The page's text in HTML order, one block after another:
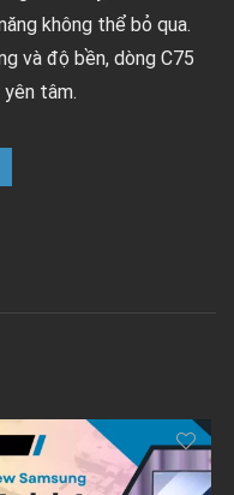
không thể bỏ qua.
và độ bền, dòng C75
yên tâm.